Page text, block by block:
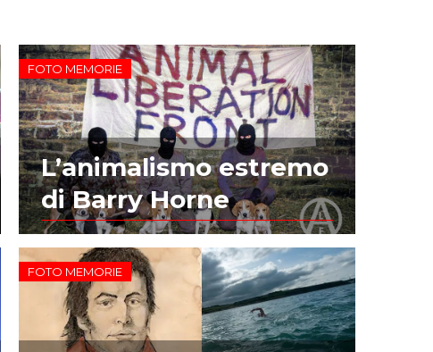
FOTO MEMORIE
L’animalismo estremo
di Barry Horne
FOTO MEMORIE